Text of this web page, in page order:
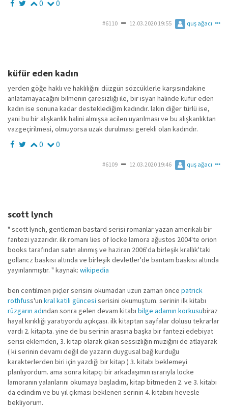
0 0
#6110 12.03.2020 19:55 quş ağacı
küfür eden kadın
yerden göğe haklı ve haklılığını düzgün sözcüklerle karşısındakine
anlatamayacağını bilmenin çaresizliği ile, bir isyan halinde küfür eden
kadın ise sonuna kadar desteklediğim kadındır. lakin diğer türlü ise,
yani bu bir alışkanlık halini almışsa acilen uyarılması ve bu alışkanlıktan
vazgeçirilmesi, olmuyorsa uzak durulması gerekli olan kadındır.
0 0
#6109 12.03.2020 19:46 quş ağacı
scott lynch
" scott lynch, gentleman bastard serisi romanlar yazan amerikalı bir
fantezi yazarıdır. ilk romanı lies of locke lamora ağustos 2004'te orion
books tarafından satın alınmış ve haziran 2006'da birleşik krallık'taki
gollancz baskısı altında ve birleşik devletler'de bantam baskısı altında
yayınlanmıştır. " kaynak: wikipedia
ben centilmen piçler serisini okumadan uzun zaman önce patrick
rothfuss'un kral katili güncesi serisini okumuştum. serinin ilk kitabı
rüzgarın adından sonra gelen devam kitabı bilge adamın korkusubiraz
hayal kırıklığı yaratıyordu açıkçası. ilk kitaptan sayfalar dolusu tekrarlar
vardı 2. kitapta. yine de bu serinin arasına başka bir fantezi edebiyat
serisi eklemden, 3. kitap olarak çıkan sessizliğin müziğini de atlayarak
( ki serinin devamı değil de yazarın duygusal bağ kurduğu
karakterlerden biri için yazdığı bir kitap ) 3. kitabı beklemeyi
planlıyordum. ama sonra kitapçı bir arkadaşımın ısrarıyla locke
lamoranın yalanlarını okumaya başladım, kitap bitmeden 2. ve 3. kitabı
da edindim ve bu yıl çıkması beklenen serinin 4. kitabını hevesle
bekliyorum.